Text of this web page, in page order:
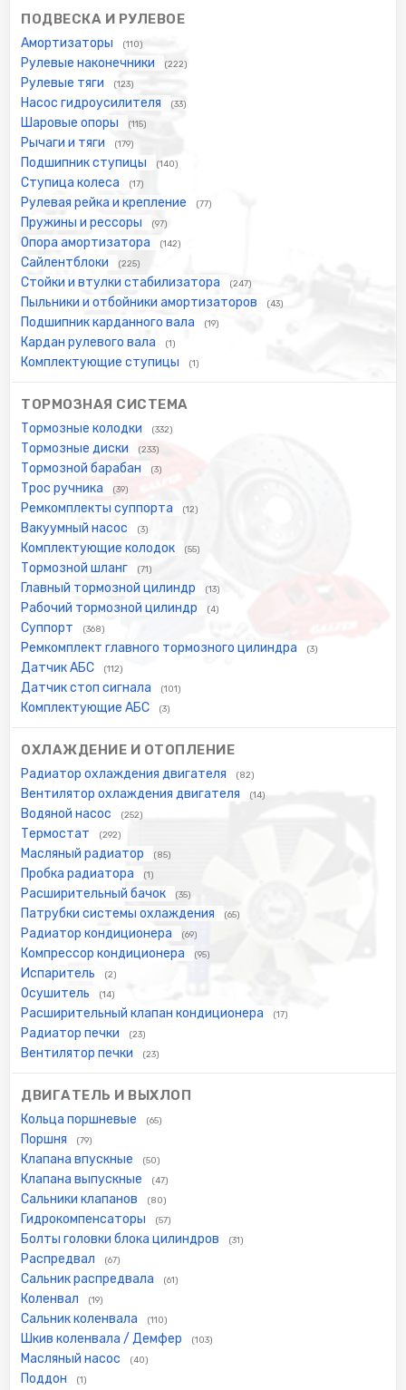
ПОДВЕСКА И РУЛЕВОЕ
Амортизаторы (110)
Рулевые наконечники (222)
Рулевые тяги (123)
Насос гидроусилителя (33)
Шаровые опоры (115)
Рычаги и тяги (179)
Подшипник ступицы (140)
Ступица колеса (17)
Рулевая рейка и крепление (77)
Пружины и рессоры (97)
Опора амортизатора (142)
Сайлентблоки (225)
Стойки и втулки стабилизатора (247)
Пыльники и отбойники амортизаторов (43)
Подшипник карданного вала (19)
Кардан рулевого вала (1)
Комплектующие ступицы (1)
ТОРМОЗНАЯ СИСТЕМА
Тормозные колодки (332)
Тормозные диски (233)
Тормозной барабан (3)
Трос ручника (39)
Ремкомплекты суппорта (12)
Вакуумный насос (3)
Комплектующие колодок (55)
Тормозной шланг (71)
Главный тормозной цилиндр (13)
Рабочий тормозной цилиндр (4)
Суппорт (368)
Ремкомплект главного тормозного цилиндра (3)
Датчик АБС (112)
Датчик стоп сигнала (101)
Комплектующие АБС (3)
ОХЛАЖДЕНИЕ И ОТОПЛЕНИЕ
Радиатор охлаждения двигателя (82)
Вентилятор охлаждения двигателя (14)
Водяной насос (252)
Термостат (292)
Масляный радиатор (85)
Пробка радиатора (1)
Расширительный бачок (35)
Патрубки системы охлаждения (65)
Радиатор кондиционера (69)
Компрессор кондиционера (95)
Испаритель (2)
Осушитель (14)
Расширительный клапан кондиционера (17)
Радиатор печки (23)
Вентилятор печки (23)
ДВИГАТЕЛЬ И ВЫХЛОП
Кольца поршневые (65)
Поршня (79)
Клапана впускные (50)
Клапана выпускные (47)
Сальники клапанов (80)
Гидрокомпенсаторы (57)
Болты головки блока цилиндров (31)
Распредвал (67)
Сальник распредвала (61)
Коленвал (19)
Сальник коленвала (110)
Шкив коленвала / Демфер (103)
Масляный насос (40)
Поддон (1)